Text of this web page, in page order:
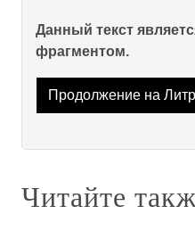
Данный текст
фрагментом.
Продолжение на
Читайте